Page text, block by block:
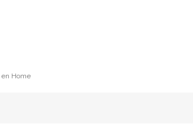
en Home